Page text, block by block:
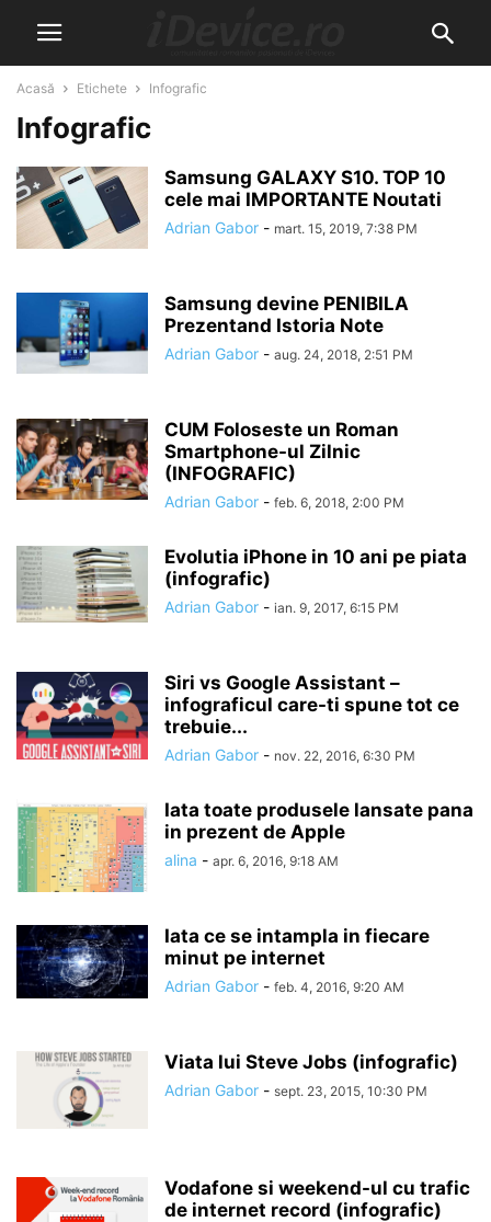
Acasă Etichete Infografic
Infografic
Samsung GALAXY S10. TOP 10
cele mai IMPORTANTE Noutati
Adrian Gabor - mart. 15, 2019, 7:38 PM
Samsung devine PENIBILA
Prezentand Istoria Note
Adrian Gabor - aug. 24, 2018, 2:51 PM
CUM Foloseste un Roman
Smartphone-ul Zilnic
(INFOGRAFIC)
Adrian Gabor - feb. 6, 2018, 2:00 PM
Evolutia iPhone in 10 ani pe piata
(infografic)
Adrian Gabor - ian. 9, 2017, 6:15 PM
Siri vs Google Assistant –
infograficul care-ti spune tot ce
trebuie...
Adrian Gabor - nov. 22, 2016, 6:30 PM
Iata toate produsele lansate pana
in prezent de Apple
alina - apr. 6, 2016, 9:18 AM
Iata ce se intampla in fiecare
minut pe internet
Adrian Gabor - feb. 4, 2016, 9:20 AM
Viata lui Steve Jobs (infografic)
Adrian Gabor - sept. 23, 2015, 10:30 PM
Vodafone si weekend-ul cu trafic
de internet record (infografic)